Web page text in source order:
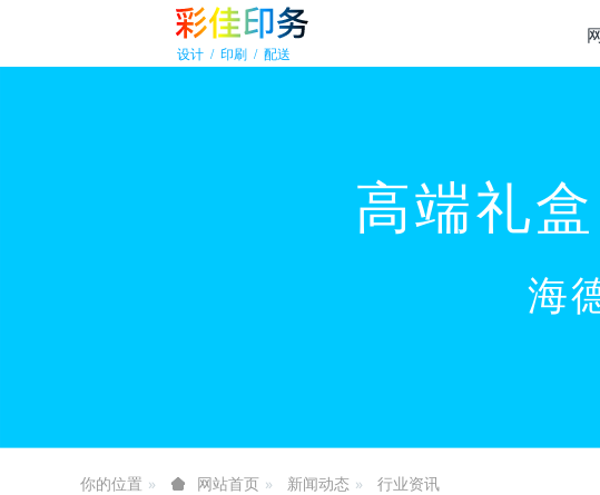
你的位置 网站首页 新闻动态 行业资讯